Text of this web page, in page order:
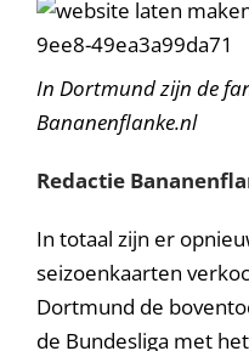
In Dortmund zijn de
Bananenflanke.nl
Redactie
In totaal zijn er
seizoenkaarten
Dortmund de
de Bundesliga met